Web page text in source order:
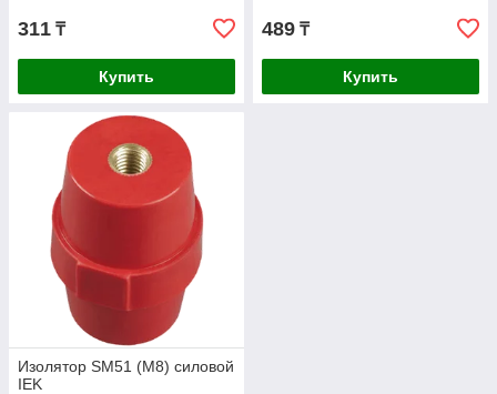
311 ₸
Купить
489 ₸
Купить
Изолятор SM51 (М8) силовой
IEK